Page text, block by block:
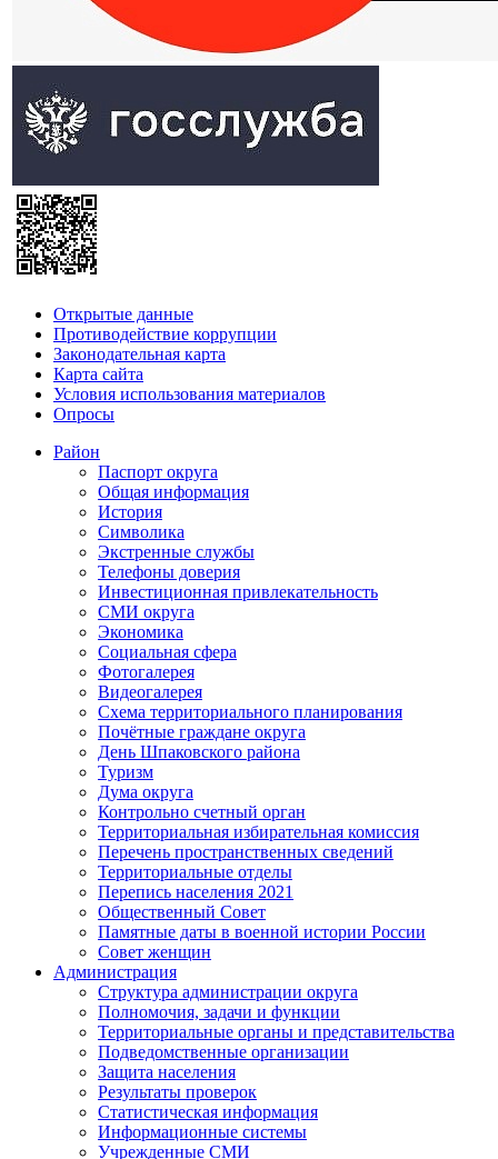
Открытые данные
Противодействие коррупции
Законодательная карта
Карта сайта
Условия использования материалов
Опросы
Район
Паспорт округа
Общая информация
История
Символика
Экстренные службы
Телефоны доверия
Инвестиционная привлекательность
СМИ округа
Экономика
Социальная сфера
Фотогалерея
Видеогалерея
Схема территориального планирования
Почётные граждане округа
День Шпаковского района
Туризм
Дума округа
Контрольно счетный орган
Территориальная избирательная комиссия
Перечень пространственных сведений
Территориальные отделы
Перепись населения 2021
Общественный Совет
Памятные даты в военной истории России
Совет женщин
Администрация
Структура администрации округа
Полномочия, задачи и функции
Территориальные органы и представительства
Подведомственные организации
Защита населения
Результаты проверок
Статистическая информация
Информационные системы
Учрежденные СМИ